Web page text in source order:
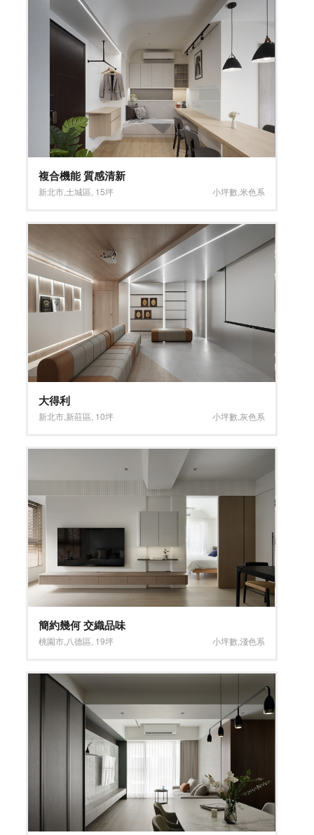
複合機能 質感清新
新北市 土城區 15坪 小坪數 米色系
大得利
新北市 新莊區 10坪 小坪數 灰色系
簡約幾何 交織品味
桃園市 八德區 19坪 小坪數 淺色系